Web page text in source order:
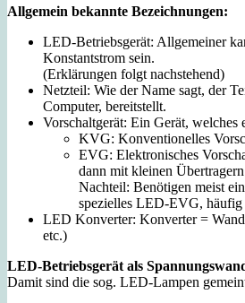
Allgemein bekannte Bezeichnungen:
LED-Betriebsgerät: Allgemeiner
Konstantstrom sein.
(Erklärungen folgt nachstehend)
Netzteil: Wie der Name sagt, der
Computer, bereitstellt.
Vorschaltgerät: Ein Gerät,
KVG: Konventionelles
EVG: Elektronisches
dann mit kleinen
Nachteil: Benötigen meist
spezielles LED-EVG, häufig
LED Konverter: Konverter =
etc.)
LED-Betriebsgerät als
Damit sind die sog. LED-Lampen